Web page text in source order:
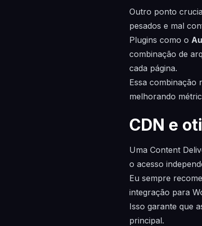
Outro ponto
pesados e mal
Plugins como o
combinação de
cada página.
Essa combinação
melhorando
CDN e
Uma Content
o acesso
Eu sempre
integração para
Isso garante que
principal.